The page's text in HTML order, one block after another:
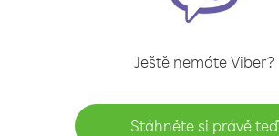
Ještě nemáte Viber?
Stáhněte si právě teď